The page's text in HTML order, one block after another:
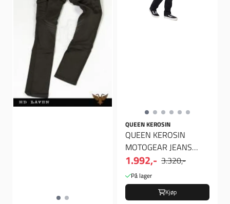
QUEEN KEROSIN
QUEEN KEROSIN
MOTOGEAR JEANS
BLACK
1.992,- 3.320,-
På lager
Kjøp